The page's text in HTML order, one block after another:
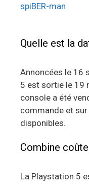
spiBER-man
Quelle est la
Annoncées le 16
5 est sortie le 19
console a été
commande et
disponibles.
Combine
La Playstation 5